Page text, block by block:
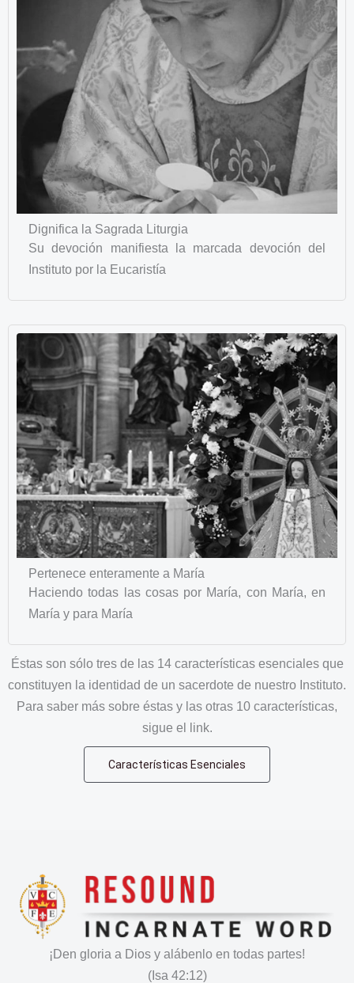
Dignifica la Sagrada Liturgia
Su devoción manifiesta la marcada devoción del
Instituto por la Eucaristía
Pertenece enteramente a María
Haciendo todas las cosas por María, con María, en
María y para María
Éstas son sólo tres de las 14 características esenciales que
constituyen la identidad de un sacerdote de nuestro Instituto.
Para saber más sobre éstas y las otras 10 características,
sigue el link.
Características Esenciales
¡Den gloria a Dios y alábenlo en todas partes!
(Isa 42:12)